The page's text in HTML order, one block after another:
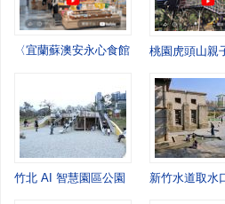
〈宜蘭蘇澳安永心食館遊記｜在海洋互
桃園虎頭山親
竹北 AI 智慧園區公園｜城市移動間，忽
新竹水道取水